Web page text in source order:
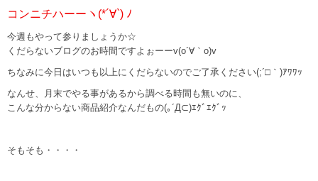
コンニチハーーヽ(*´∀`) ﾉ
今週もやって参りましょうか☆
くだらないブログのお時間ですよぉーーv(o´∀｀o)v
ちなみに今日はいつも以上にくだらないのでご了承ください(;´□｀)ｱﾜﾜｯ
なんせ、月末でやる事があるから調べる時間も無いのに、
こんな分からない商品紹介なんだもの(｡´Д⊂)ｴｸﾞｴｸﾞｯ
そもそも・・・・